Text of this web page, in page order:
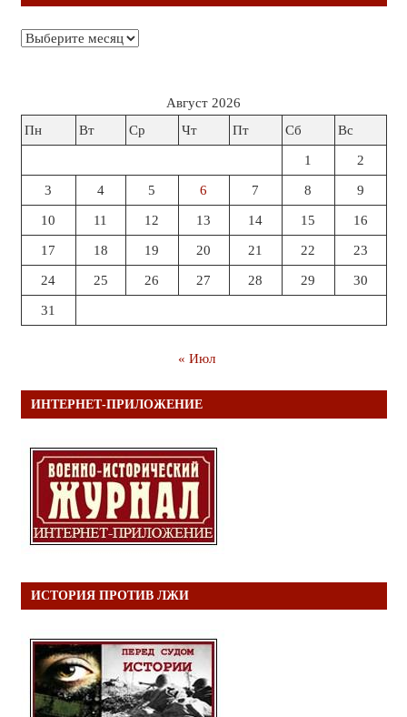
Архивы
Август 2026
Пн
Вт Ср Чт Пт Сб Вс
1 2
3 4 5 6 7 8 9
10 11 12 13 14 15 16
17 18 19 20 21 22 23
24 25 26 27 28 29 30
31
« Июл
ИНТЕРНЕТ-ПРИЛОЖЕНИЕ
ИСТОРИЯ ПРОТИВ ЛЖИ